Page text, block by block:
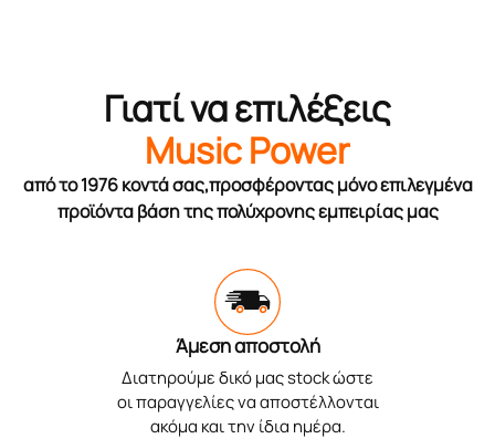
Γιατί να επιλέξεις
Music Power
από το 1976 κοντά σας,προσφέροντας μόνο επιλεγμένα
προϊόντα βάση της πολύχρονης εμπειρίας μας
Άμεση αποστολή
Διατηρούμε δικό μας stock ώστε
οι παραγγελίες να αποστέλλονται
ακόμα και την ίδια ημέρα.